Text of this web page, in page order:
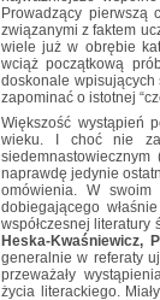
Prowadzący pierwszą
związanymi z faktem
wiele już w obrębie
wciąż początkową
doskonale
zapominać o istotnej
Większość wystąpień
wieku. I choć nie
siedemnastowiecznym
naprawdę jedynie
omówienia. W
dobiegającego
współczesnej
Heska-Kwaśniewicz,
generalnie w referaty
przeważały
życia literackiego.